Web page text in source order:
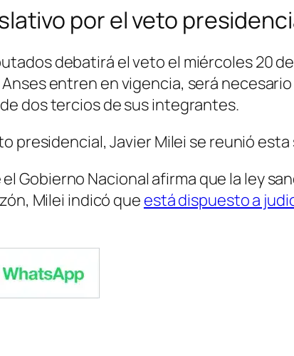
por el veto
debatirá el veto el miércoles 20
entren en vigencia, será
dos tercios de sus integrantes.
presidencial, Javier Milei se reunió
Gobierno Nacional afirma que la ley
Milei indicó queestá dispuesto a